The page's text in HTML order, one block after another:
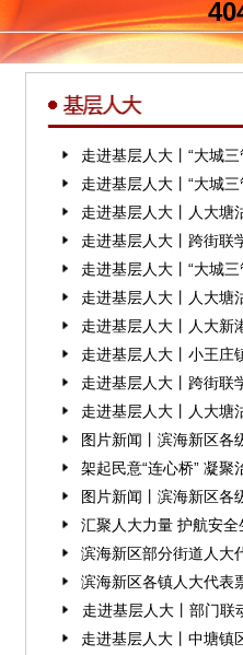
走进基层人大丨“大城
走进基层人大丨“大城
走进基层人大丨人大塘
走进基层人大丨跨街
走进基层人大丨“大城
走进基层人大丨人大塘
走进基层人大丨人大新
走进基层人大丨小王庄
走进基层人大丨跨街
走进基层人大丨人大塘
图片新闻丨滨海新区各
架起民意“连心桥” 凝
图片新闻丨滨海新区各
汇聚人大力量 护航安
滨海新区部分街道人大
滨海新区各镇人大代表
走进基层人大丨部门联
走进基层人大丨中塘镇